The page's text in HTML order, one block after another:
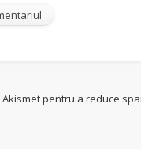
pentru a reduce